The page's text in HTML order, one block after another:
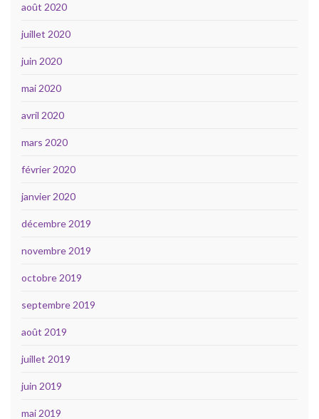
août 2020
juillet 2020
juin 2020
mai 2020
avril 2020
mars 2020
février 2020
janvier 2020
décembre 2019
novembre 2019
octobre 2019
septembre 2019
août 2019
juillet 2019
juin 2019
mai 2019